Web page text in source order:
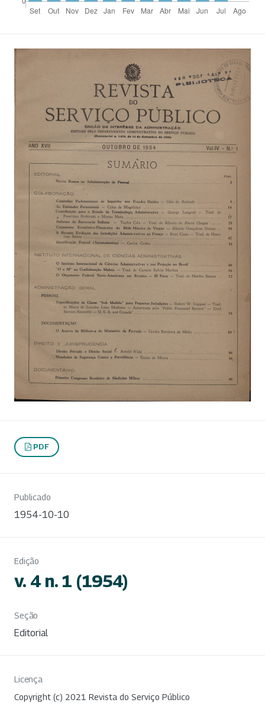
PDF
Publicado
1954-10-10
Edição
v. 4 n. 1 (1954)
Seção
Editorial
Licença
Copyright (c) 2021 Revista do Serviço Público